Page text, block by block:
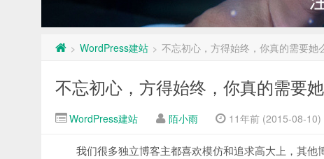
> WordPress建站 > 不忘初心，方得始终，你真的需要她
不忘初心，方得始终，你真的需要
WordPress建站 陌小雨 11年前 (2015-08-10)
我们很多独立博客主都喜欢模仿和追求高大上，其